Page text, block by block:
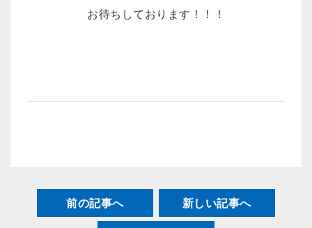
お待ちしております！！！
前の記事へ 新しい記事へ